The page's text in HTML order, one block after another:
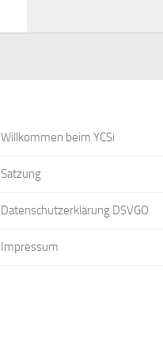
Willkommen beim YCSi
Satzung
Datenschutzerklärung DSVGO
Impressum